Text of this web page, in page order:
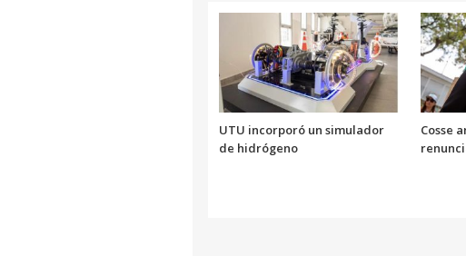
UTU incorporó un simulador
de hidrógeno
Cosse